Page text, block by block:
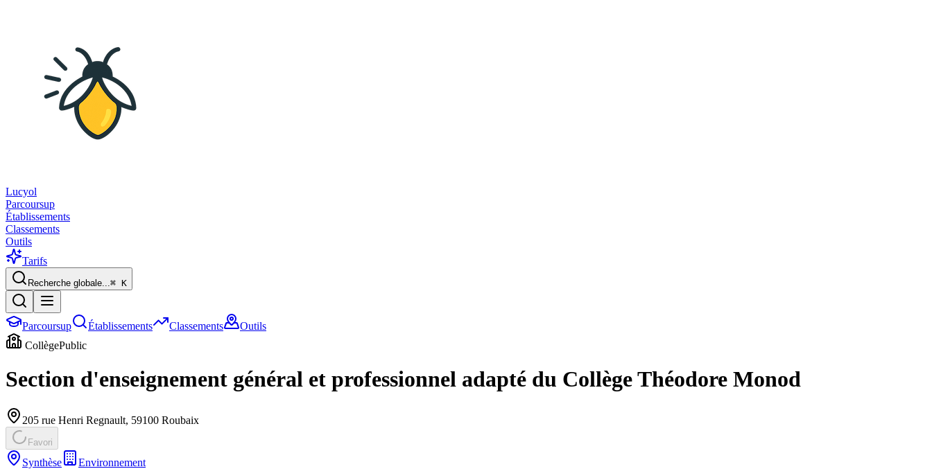
Lucyol
Parcoursup
Établissements
Classements
Outils
Tarifs
Recherche globale...⌘ K
Parcoursup Établissements Classements
Outils
CollègePublic
Section d'enseignement général et professionnel adapté du Collège Théodore Monod
205 rue Henri Regnault, 59100 Roubaix
Favori
Synthèse Environnement